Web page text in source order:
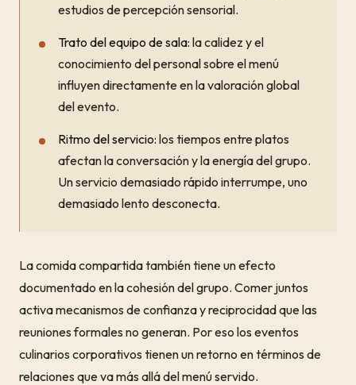
estudios de percepción sensorial.
Trato del equipo de sala: la calidez y el
conocimiento del personal sobre el menú
influyen directamente en la valoración global
del evento.
Ritmo del servicio: los tiempos entre platos
afectan la conversación y la energía del grupo.
Un servicio demasiado rápido interrumpe, uno
demasiado lento desconecta.
La comida compartida también tiene un efecto
documentado en la cohesión del grupo. Comer juntos
activa mecanismos de confianza y reciprocidad que las
reuniones formales no generan. Por eso los eventos
culinarios corporativos tienen un retorno en términos de
relaciones que va más allá del menú servido.